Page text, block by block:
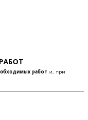
работ и, при